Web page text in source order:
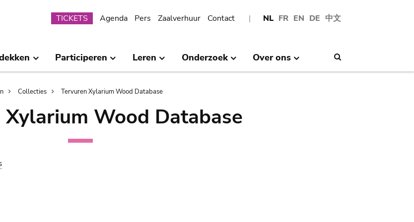
NL FR EN DE 中文
Submenu
TICKETS Agenda Pers Zaalverhuur Contact
Participeren Leren Onderzoek Over ons
Collecties Tervuren Xylarium Wood Database
Wood Database